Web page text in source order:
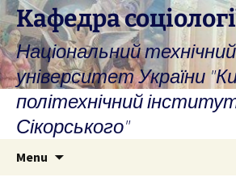
Skip
to
content
Кафедра
Національний технічний
університет України
політехнічний інститут
Сікорського"
Menu